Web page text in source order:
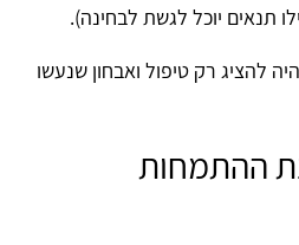
תנאים יוכל לגשת לבחינה).
להציג רק טיפול ואבחון שנעשו
ההתמחות